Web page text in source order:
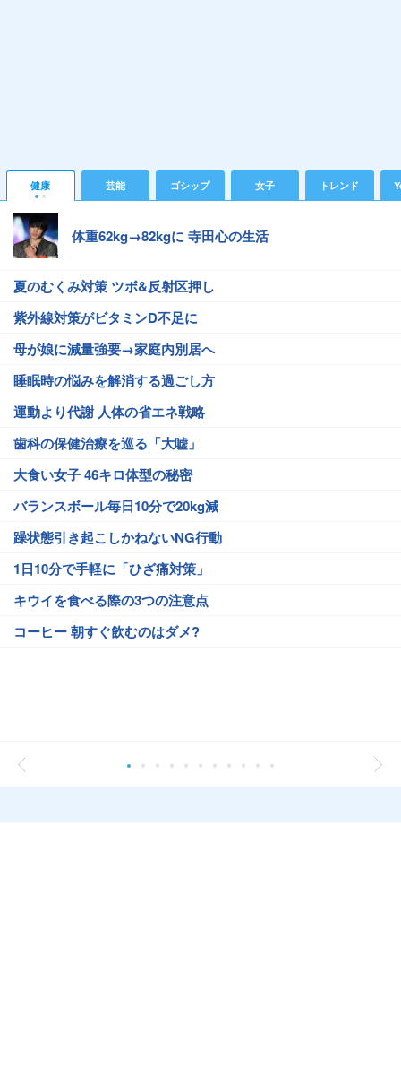
健康 芸能 ゴシップ 女子 トレンド
体重62kg→82kgに 寺田心の生活
夏のむくみ対策 ツボ&反射区押し
紫外線対策がビタミンD不足に
母が娘に減量強要→家庭内別居へ
睡眠時の悩みを解消する過ごし方
運動より代謝 人体の省エネ戦略
歯科の保健治療を巡る「大嘘」
大食い女子 46キロ体型の秘密
バランスボール毎日10分で20kg減
躁状態引き起こしかねないNG行動
1日10分で手軽に「ひざ痛対策」
キウイを食べる際の3つの注意点
コーヒー 朝すぐ飲むのはダメ?